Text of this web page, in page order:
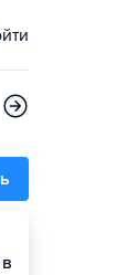
открытых